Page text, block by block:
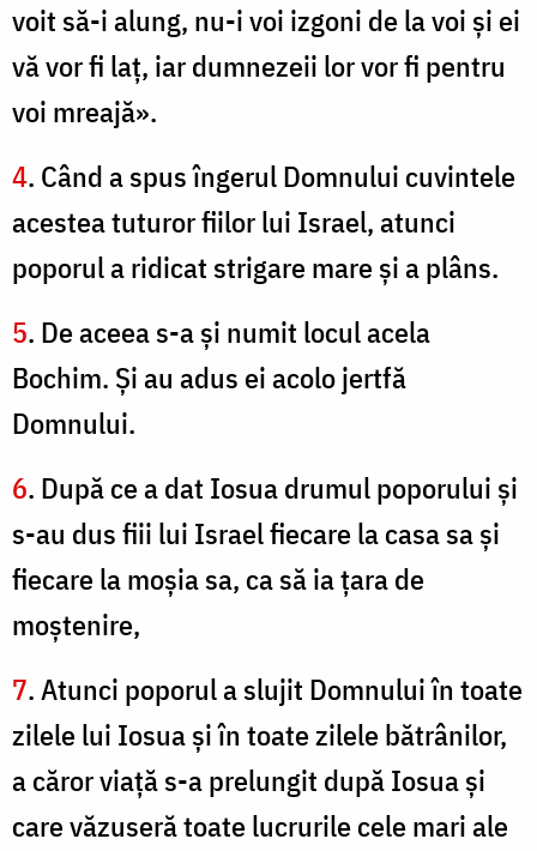
voit să-i alung, nu-i voi izgoni de la voi şi ei
vă vor fi laţ, iar dumnezeii lor vor fi pentru
voi mreajă».
4. Când a spus îngerul Domnului cuvintele
acestea tuturor fiilor lui Israel, atunci
poporul a ridicat strigare mare şi a plâns.
5. De aceea s-a şi numit locul acela
Bochim. Şi au adus ei acolo jertfă
Domnului.
6. După ce a dat Iosua drumul poporului şi
s-au dus fiii lui Israel fiecare la casa sa şi
fiecare la moşia sa, ca să ia ţara de
moştenire,
7. Atunci poporul a slujit Domnului în toate
zilele lui Iosua şi în toate zilele bătrânilor,
a căror viaţă s-a prelungit după Iosua şi
care văzuseră toate lucrurile cele mari ale